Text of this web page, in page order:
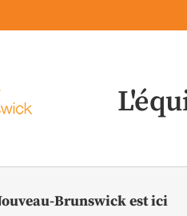
Brunswick est ici